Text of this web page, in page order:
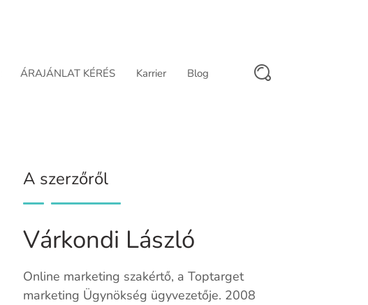
ÁRAJÁNLAT KÉRÉS Karrier Blog
A szerzőről
Várkondi László
Online marketing szakértő, a Toptarget
marketing Ügynökség ügyvezetője. 2008